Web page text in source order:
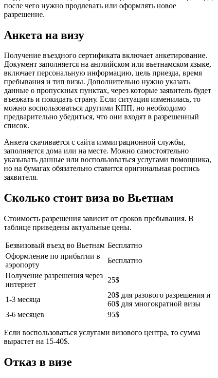
после чего нужно продлевать или оформлять новое
разрешение.
Анкета на визу
Получение въездного сертификата включает анкетирование.
Документ заполняется на английском или вьетнамском языке,
включает персональную информацию, цель приезда, время
пребывания и тип визы. Дополнительно нужно указать
данные о пропускных пунктах, через которые заявитель будет
въезжать и покидать страну. Если ситуация изменилась, то
можно воспользоваться другими КПП, но необходимо
предварительно убедиться, что они входят в разрешенный
список.
Анкета скачивается с сайта иммиграционной службы,
заполняется дома или на месте. Можно самостоятельно
указывать данные или воспользоваться услугами помощника,
но на бумагах обязательно ставится оригинальная роспись
заявителя.
Сколько стоит виза во Вьетнам
Стоимость разрешения зависит от сроков пребывания. В
таблице приведены актуальные цены.
Безвизовый въезд во Вьетнам Бесплатно
Оформление по прибытии в
аэропорту
Бесплатно
Получение разрешения через
интернет
25$
1-3 месяца
20$ для разового разрешения и
60$ для многократной визы
3-6 месяцев
95$
Если воспользоваться услугами визового центра, то сумма
вырастет на 15-40$.
Отказ в визе